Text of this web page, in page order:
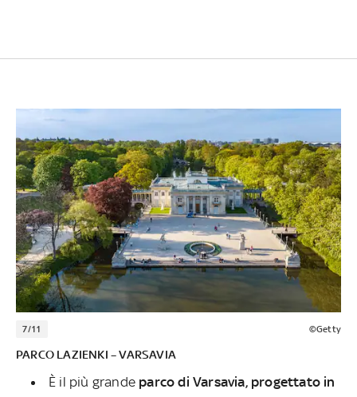
7/11 ©Getty
PARCO LAZIENKI – VARSAVIA
È il più grande parco di Varsavia, progettato in